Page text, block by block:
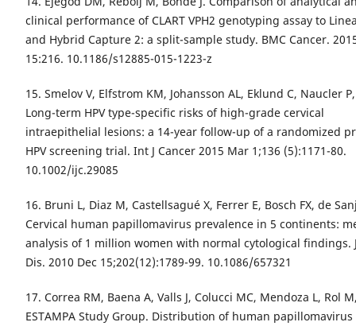
clinical performance of CLART VPH2 genotyping assay to
and Hybrid Capture 2: a split-sample study. BMC Cancer.
15:216. 10.1186/s12885-015-1223-z
15. Smelov V, Elfstrom KM, Johansson AL, Eklund C, Naucler
Long-term HPV type-specific risks of high-grade cervical
intraepithelial lesions: a 14-year follow-up of a randomized
HPV screening trial. Int J Cancer 2015 Mar 1;136 (5):1171-80.
10.1002/ijc.29085
16. Bruni L, Diaz M, Castellsagué X, Ferrer E, Bosch FX, de
Cervical human papillomavirus prevalence in 5 continents:
analysis of 1 million women with normal cytological findings.
Dis. 2010 Dec 15;202(12):1789-99. 10.1086/657321
17. Correa RM, Baena A, Valls J, Colucci MC, Mendoza L, Rol
ESTAMPA Study Group. Distribution of human papillomavirus